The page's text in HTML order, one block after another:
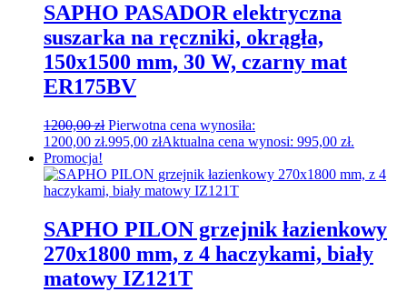
SAPHO PASADOR elektryczna
suszarka na ręczniki, okrągła,
150x1500 mm, 30 W, czarny mat
ER175BV
1200,00zł Pierwotna cena wynosiła:
1200,00 zł.995,00 złAktualna cena wynosi: 995,00 zł.
Promocja!
SAPHO PILON grzejnik łazienkowy
270x1800 mm, z 4 haczykami, biały
matowy IZ121T